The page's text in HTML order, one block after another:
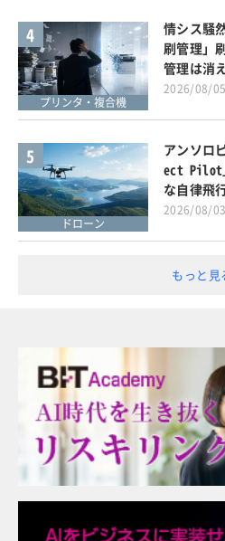
4
プリンタ・複合機
情シス騒
刷管理」
管理は消
2026/08/05
5
ドローン
アンソロ
ect Pilot
な自律飛
2026/08/03
もっと見